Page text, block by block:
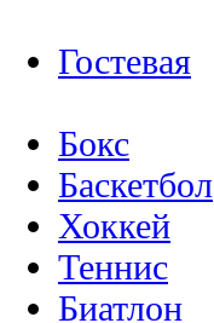
Гостевая
Бокс
Баскетбол
Хоккей
Теннис
Биатлон